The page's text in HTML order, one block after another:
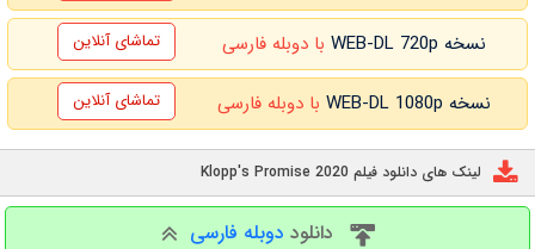
نسخه WEB-DL 720p با دوبله فارسی تماشای آنلاین
نسخه WEB-DL 1080p با دوبله فارسی تماشای آنلاین
لینک های دانلود فیلم Klopp's Promise 2020
دانلود دوبله فارسی